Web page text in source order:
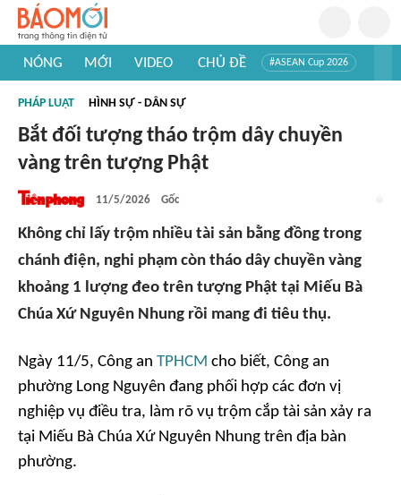
NÓNG MỚI VIDEO CHỦ ĐỀ #ASEAN Cup 2026
#Khám phá thế giới
PHÁP LUẬT HÌNH SỰ - DÂN SỰ
Bắt đối tượng tháo trộm dây chuyền
vàng trên tượng Phật
11/5/2026 Gốc
Không chỉ lấy trộm nhiều tài sản bằng đồng trong
chánh điện, nghi phạm còn tháo dây chuyền vàng
khoảng 1 lượng đeo trên tượng Phật tại Miếu Bà
Chúa Xứ Nguyên Nhung rồi mang đi tiêu thụ.
Ngày 11/5, Công an TPHCM cho biết, Công an
phường Long Nguyên đang phối hợp các đơn vị
nghiệp vụ điều tra, làm rõ vụ trộm cắp tài sản xảy ra
tại Miếu Bà Chúa Xứ Nguyên Nhung trên địa bàn
phường.